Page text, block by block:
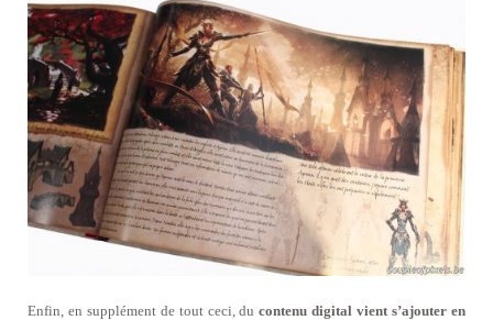
Enfin, en supplément de tout ceci, ducontenu digital vient s’ajouter en